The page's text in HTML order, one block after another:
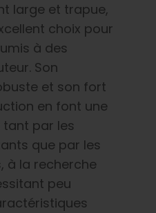
large et trapue,
choix pour
à des
Son
et son fort
en font une
par les
que par les
à la recherche
peu